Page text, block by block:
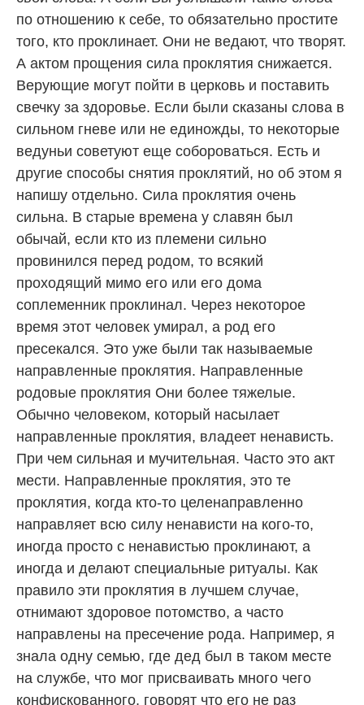
по отношению к себе, то обязательно простите
того, кто проклинает. Они не ведают, что творят.
А актом прощения сила проклятия снижается.
Верующие могут пойти в церковь и поставить
свечку за здоровье. Если были сказаны слова в
сильном гневе или не единожды, то некоторые
ведуньи советуют еще собороваться. Есть и
другие способы снятия проклятий, но об этом я
напишу отдельно. Сила проклятия очень
сильна. В старые времена у славян был
обычай, если кто из племени сильно
провинился перед родом, то всякий
проходящий мимо его или его дома
соплеменник проклинал. Через некоторое
время этот человек умирал, а род его
пресекался. Это уже были так называемые
направленные проклятия. Направленные
родовые проклятия Они более тяжелые.
Обычно человеком, который насылает
направленные проклятия, владеет ненависть.
При чем сильная и мучительная. Часто это акт
мести. Направленные проклятия, это те
проклятия, когда кто-то целенаправленно
направляет всю силу ненависти на кого-то,
иногда просто с ненавистью проклинают, а
иногда и делают специальные ритуалы. Как
правило эти проклятия в лучшем случае,
отнимают здоровое потомство, а часто
направлены на пресечение рода. Например, я
знала одну семью, где дед был в таком месте
на службе, что мог присваивать много чего
конфискованного, говорят что его не раз